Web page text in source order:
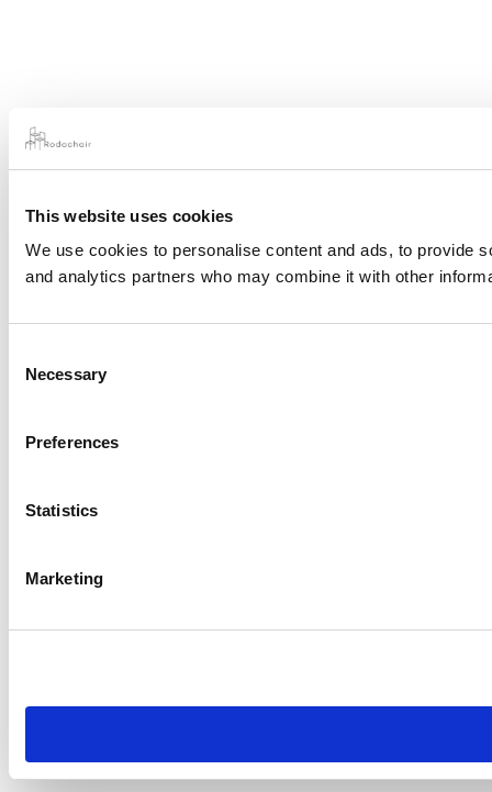
This website uses cookies
We use cookies to personalise content and ads, to provide
and analytics partners who may combine it with other
Selection
Necessary
Preferences
Statistics
Marketing